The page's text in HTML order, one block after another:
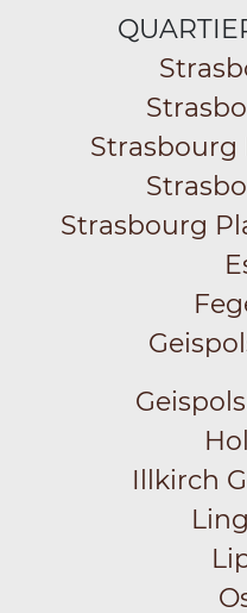
Strasbourg
Strasbourg
Illkirch